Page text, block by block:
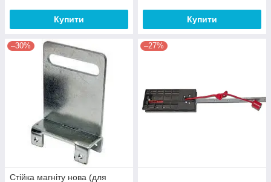
Купити Купити
–30%
Стійка магніту нова (для
–27%